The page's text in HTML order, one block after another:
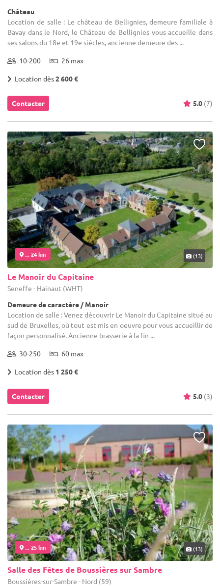
Château
Location de salle : Le château de Bellignies, demeure familiale à
Bavay dans le Nord, le Château de Bellignies vous accueille dans
ses salons du 18e et 19e siècles, ancienne demeure des ...
10-200 26 max
Location dès2 600 €
Contacter 5.0 (7)
... 24 km (13)
Le Manoir du Capitaine
Seneffe - Hainaut (WHT)
Demeure de caractère / Manoir
Location de salle : Venez découvrir Le Manoir du Capitaine situé au
sud de Bruxelles, où tout est mis en oeuvre pour vous accueillir de
façon personnalisé. Ancienne brasserie à la fin ...
30-250 60 max
Location dès 1 250 €
Contacter 5.0 (3)
... 25 km (13)
Salle des Fêtes de Boussières sur Sambre
Boussières-sur-Sambre - Nord (59)